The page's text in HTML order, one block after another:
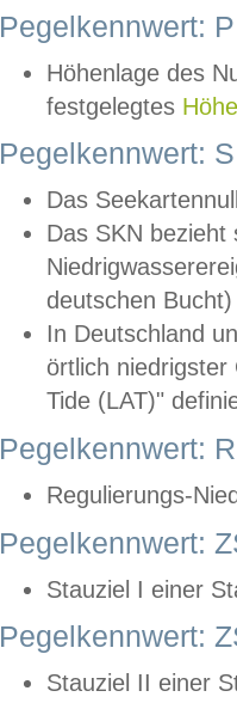
Pegelkennwert:
Höhenlage des
festgelegtes
Pegelkennwert:
Das
Das SKN
deutschen
In Deutschland
örtlich
Tide (LAT)"
Pegelkennwert:
Regulierungs-
Pegelkennwert:
Stauziel I einer
Pegelkennwert:
Stauziel II einer